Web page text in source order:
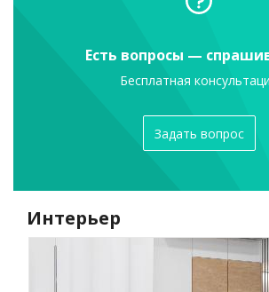
Есть вопросы —
Бесплатная
Задать вопрос
Интерьер